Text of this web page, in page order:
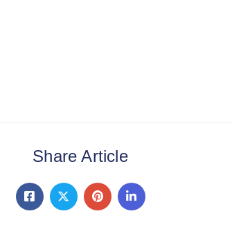
Share Article